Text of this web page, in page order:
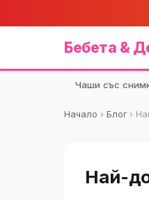
Бебета &
Чаши със
Начало › Блог›
Най-